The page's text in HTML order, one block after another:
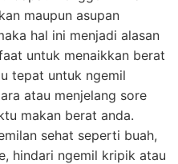
maupun asupan
hal ini menjadi alasan
untuk menaikkan berat
tepat untuk ngemil
atau menjelang sore
makan berat anda.
sehat seperti buah,
hindari ngemil kripik atau